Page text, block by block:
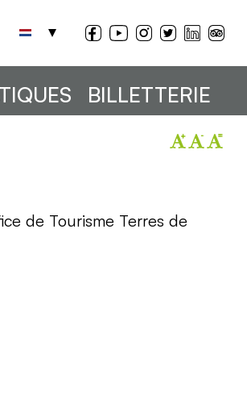
BILLETTERIE
de Tourisme Terres de